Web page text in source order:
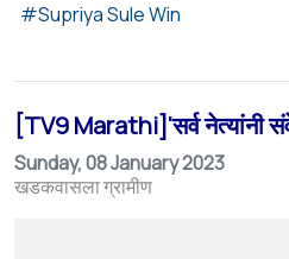
Supriya Sule Win
[TV9 Marathi]'सर्व नेत्यांनी
Sunday, 08 January 2023
खडकवासला ग्रामीण